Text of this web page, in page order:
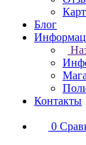
Блог
Контакты
0